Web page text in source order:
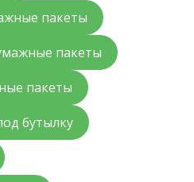
пакеты
пакеты
пакеты
бутылку